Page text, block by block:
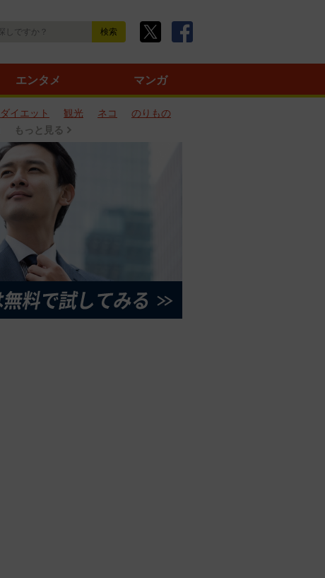
エンタメ マンガ
ダイエット 観光 ネコ
のりもの
もっと見る